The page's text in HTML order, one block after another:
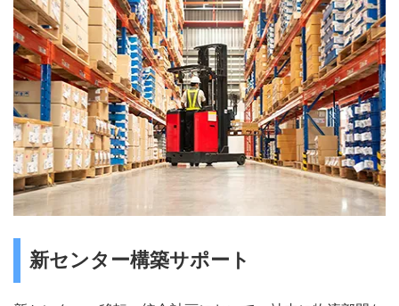
新センター構築サポート